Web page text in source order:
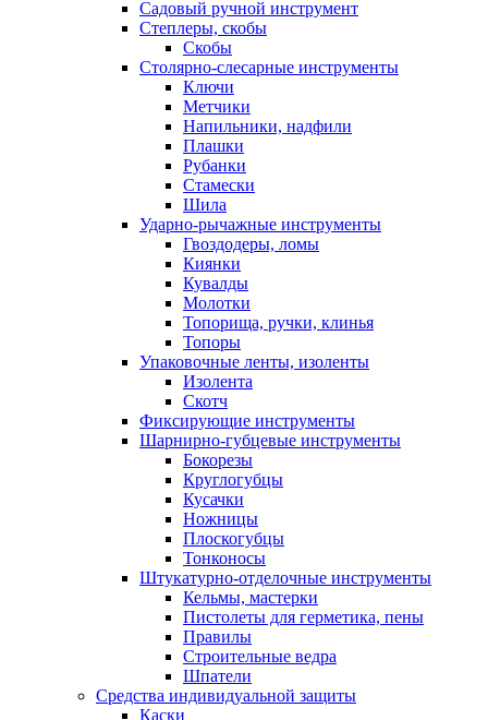
Садовый ручной инструмент
Степлеры, скобы
Скобы
Столярно-слесарные инструменты
Ключи
Метчики
Напильники, надфили
Плашки
Рубанки
Стамески
Шила
Ударно-рычажные инструменты
Гвоздодеры, ломы
Киянки
Кувалды
Молотки
Топорища, ручки, клинья
Топоры
Упаковочные ленты, изоленты
Изолента
Скотч
Фиксирующие инструменты
Шарнирно-губцевые инструменты
Бокорезы
Круглогубцы
Кусачки
Ножницы
Плоскогубцы
Тонконосы
Штукатурно-отделочные инструменты
Кельмы, мастерки
Пистолеты для герметика, пены
Правилы
Строительные ведра
Шпатели
Средства индивидуальной защиты
Каски